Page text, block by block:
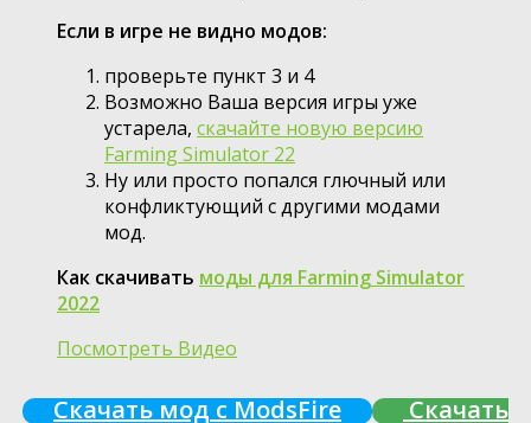
Если в игре не видно модов:
проверьте пункт 3 и 4
Возможно Ваша версия игры уже
устарела, скачайте новую версию
Farming Simulator 22
Ну или просто попался глючный или
конфликтующий с другими модами
мод.
Как скачивать моды для Farming Simulator
2022
Посмотреть Видео
Скачать мод с ModsFire Скачать